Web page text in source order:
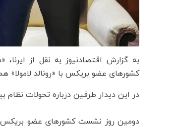
به گزارش اقتصادنیوز به نقل از
کشورهای عضو بریکس با «رونالد لامولا»
در این دیدار طرفین درباره تحولات